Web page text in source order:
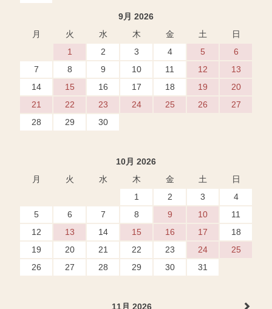
9月 2026
月
火 水 木 金 土
日
1
2 3 4 5
6
7
8 9 10 11 12
13
14
15 16 17 18 19
20
21
22 23 24 25 26
27
28
29 30
10月 2026
月
火 水 木 金 土
日
1
2 3
4
5
6 7 8 9 10
11
12
13 14 15 16 17
18
19
20 21 22 23 24
25
26
27 28 29 30 31
11月 2026